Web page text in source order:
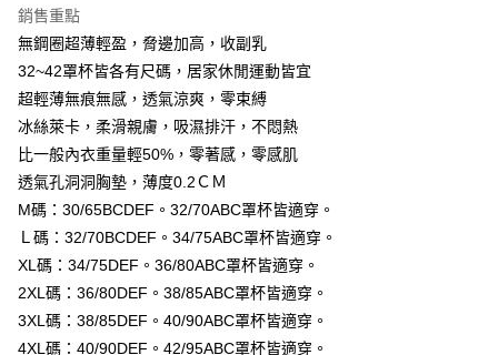
※ 交易是否成功請以「AFTEE先享後付 」之結帳頁面顯示為準，若有關於
是否繳費成功／繳費後需取消欲退款等相關疑問，請聯繫「AFTEE先享後付
客戶支援中心」https://netprotections.freshdesk.com/support/home
【注意事項】
易，需依本服務之必要範圍內提供個人資料，並將交易相關給付款項請求債
權轉讓予恩沛科技股份有限公司。
２．關於個人資料處理事宜，請瀏覽以下網址：
https://aftee.tw/terms/#terms3
３．未成年的使用者請事先徵得法定代理人或監護人之同意方可使用
「AFTEE先享後付」，若未經同意申辦者引起之損失，本公司不負相關責
４．使用「AFTEE先享後付」時，將依據個別帳號之用戶狀況，依本公司即
時審查核予不同之上限額度；若仍有額度不足之情形，本公司將視審查結果
請求用戶進行身份認證。
付款後7-11取貨
每筆NT$99,999
每筆NT$99,999
國際空運 lnternational air parcel
銷售重點
無鋼圈超薄輕盈，脅邊加高，收副乳
32~42罩杯皆各有尺碼，居家休閒運動皆宜
超輕薄無痕無感，透氣涼爽，零束縛
冰絲萊卡，柔滑親膚，吸濕排汗，不悶熱
比一般內衣重量輕50%，零著感，零感肌
透氣孔洞洞胸墊，薄度0.2ＣＭ
M碼：30/65BCDEF。32/70ABC罩杯皆適穿。
Ｌ碼：32/70BCDEF。34/75ABC罩杯皆適穿。
XL碼：34/75DEF。36/80ABC罩杯皆適穿。
2XL碼：36/80DEF。38/85ABC罩杯皆適穿。
3XL碼：38/85DEF。40/90ABC罩杯皆適穿。
4XL碼：40/90DEF。42/95ABC罩杯皆適穿。